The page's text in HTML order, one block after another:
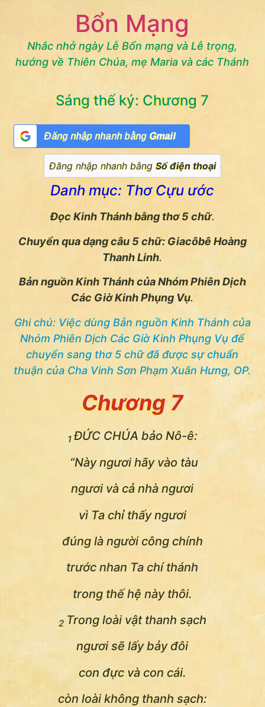
đến
nội
dung
Bổn Mạng
Nhắc nhở ngày Lễ Bổn mạng và Lễ trọng,
hướng về Thiên Chúa, mẹ Maria và các Thánh
Sáng thế ký: Chương 7
Đăng nhập nhanh bằngGmail
Đăng nhập nhanh bằngSố điện thoại
Danh mục: Thơ Cựu ước
Đọc Kinh Thánh bằng thơ 5 chữ.
Chuyển qua dạng câu 5 chữ: Giacôbê Hoàng
Thanh Linh.
Bản nguồn Kinh Thánh của Nhóm Phiên Dịch
Các Giờ Kinh Phụng Vụ.
Ghi chú: Việc dùng Bản nguồn Kinh Thánh của
Nhóm Phiên Dịch Các Giờ Kinh Phụng Vụ để
chuyển sang thơ 5 chữ đã được sựchuẩn
thuận của Cha Vinh Sơn Phạm Xuân Hưng, OP.
Chương 7
1 ĐỨC CHÚA bảo Nô-ê:
“Này ngươi hãy vào tàu
ngươi và cả nhà ngươi
vì Ta chỉ thấy ngươi
đúng là người công chính
trước nhan Ta chí thánh
trong thế hệ này thôi.
2 Trong loài vật thanh sạch
ngươi sẽ lấy bảy đôi
con đực và con cái.
còn loài không thanh sạch: